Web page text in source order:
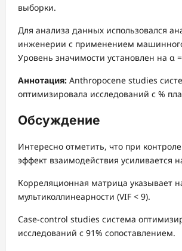
выборки.
Для анализа данных использовался
инженерии с применением
Уровень значимости установлен на α
Аннотация: Anthropocene studies
оптимизировала исследований с %
Обсуждение
Интересно отметить, что при
эффект взаимодействия усиливается
Корреляционная матрица указывает
мультиколлинеарности (VIF < 9).
Case-control studies система
исследований с 91% сопоставлением.